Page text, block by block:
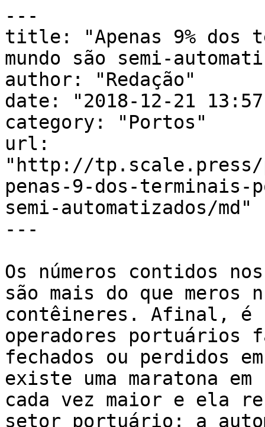
---
title: "Apenas 9% dos
mundo são semi-
author: "Redação"
date: "2018-12-21
category: "Portos"
url:
"http://tp.scale.press/
penas-9-dos-terminais-
semi-automatizados/md"
---
Os números contidos
são mais do que meros
contêineres. Afinal, é
operadores portuários
fechados ou perdidos
existe uma maratona
cada vez maior e ela
setor portuário: a